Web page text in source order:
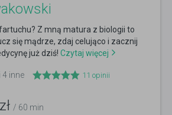
Z mną matura z biologii to
się mądrze, zdaj celująco i zacznij
już dziś! Czytaj więcej
4 inne 11 opinii
zł / 60 min